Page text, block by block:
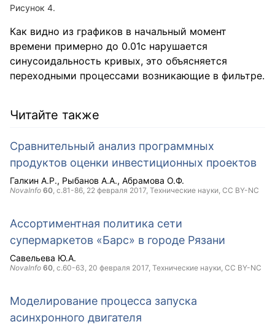
Рисунок 4.
Как видно из графиков в начальный момент
времени примерно до 0.01с нарушается
синусоидальность кривых, это объясняется
переходными процессами возникающие в фильтре.
Читайте также
Сравнительный анализ программных
продуктов оценки инвестиционных проектов
Галкин А.Р. Рыбанов А.А. Абрамова О.Ф.
NovaInfo 60, с.81-86, 22 февраля 2017, Технические науки, CC BY-NC
Ассортиментная политика сети
супермаркетов «Барс» в городе Рязани
Савельева Ю.А.
NovaInfo 60, с.60-63, 20 февраля 2017, Технические науки, CC BY-NC
Моделирование процесса запуска
асинхронного двигателя